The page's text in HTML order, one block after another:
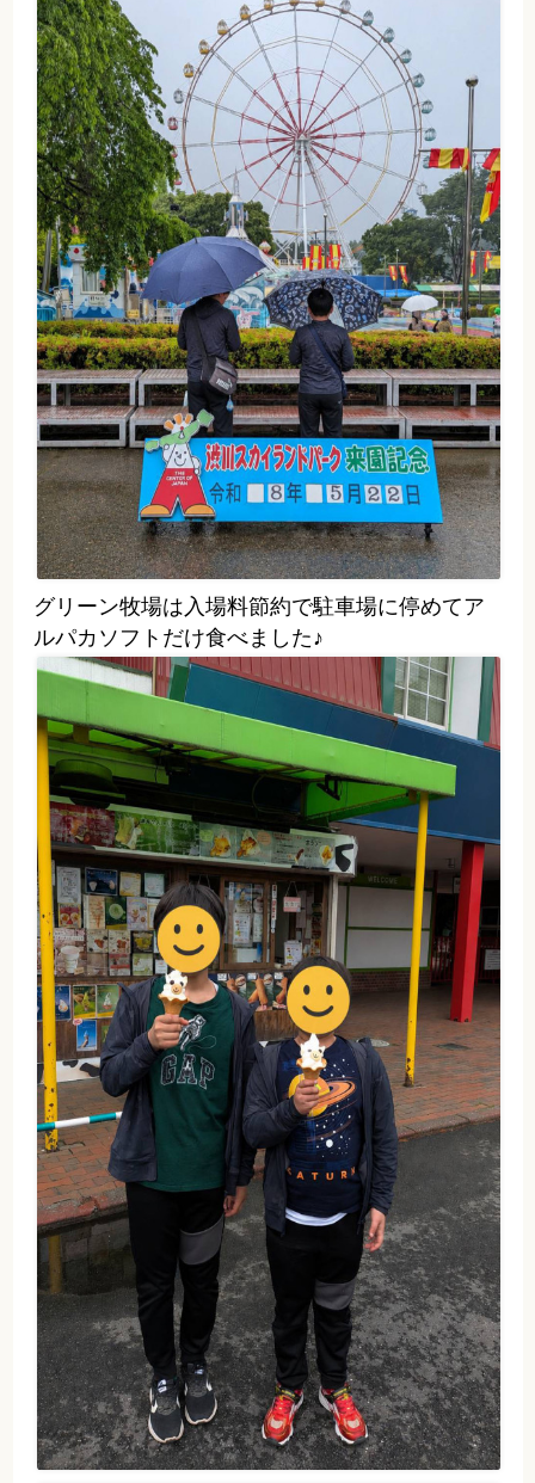
渋川スカイランドパーク、石段街
とは宿でゴロゴロしてました✨